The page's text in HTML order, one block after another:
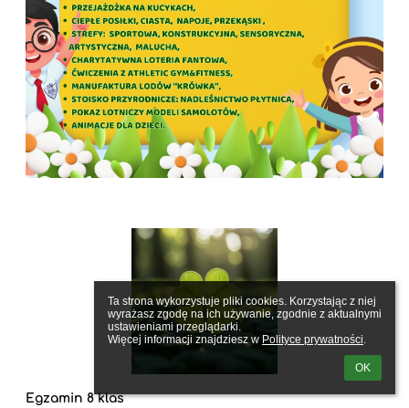
Ta strona wykorzystuje pliki cookies. Korzystając z niej
wyrażasz zgodę na ich używanie, zgodnie z aktualnymi
ustawieniami przeglądarki.
Więcej informacji znajdziesz w Polityce prywatności.
OK
Egzamin 8 klas